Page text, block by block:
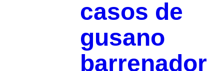
casos de
gusano
barrenador